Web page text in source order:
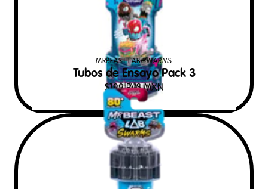
Tubos de Ensayo Pack 3
MRBEAST LAB SWARMS
$199PVS MXN